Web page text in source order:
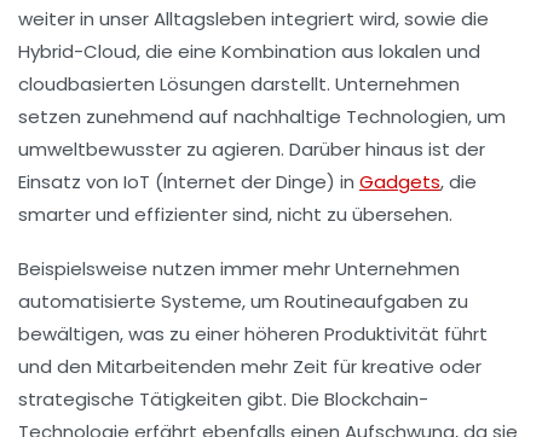
weiter in unser Alltagsleben integriert wird, sowie die
Hybrid-Cloud, die eine Kombination aus lokalen und
cloudbasierten Lösungen darstellt. Unternehmen
setzen zunehmend auf nachhaltige Technologien, um
umweltbewusster zu agieren. Darüber hinaus ist der
Einsatz von IoT (Internet der Dinge) in Gadgets, die
smarter und effizienter sind, nicht zu übersehen.
Beispielsweise nutzen immer mehr Unternehmen
automatisierte Systeme, um Routineaufgaben zu
bewältigen, was zu einer höheren Produktivität führt
und den Mitarbeitenden mehr Zeit für kreative oder
strategische Tätigkeiten gibt. Die Blockchain-
Technologie erfährt ebenfalls einen Aufschwung, da sie